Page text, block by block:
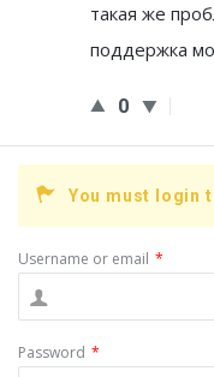
такая же
поддержка
0
You must login
Username or email *
Password *